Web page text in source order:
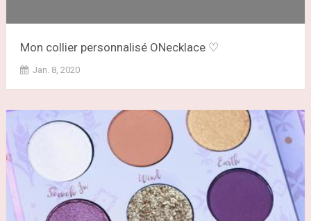
Mon collier personnalisé ONecklace ♡
Jan. 8, 2020